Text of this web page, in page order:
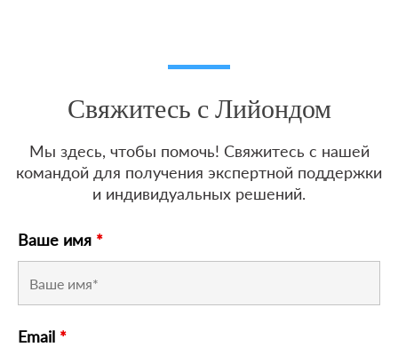
Свяжитесь с Лийондом
Мы здесь, чтобы помочь! Свяжитесь с нашей
командой для получения экспертной поддержки
и индивидуальных решений.
Ваше имя *
Email *